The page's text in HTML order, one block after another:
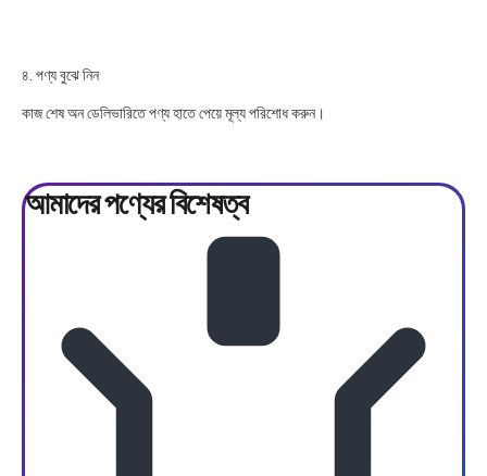
৪. পণ্য বুঝে নিন
কাজ শেষ অন ডেলিভারিতে পণ্য হাতে পেয়ে মূল্য পরিশোধ করুন।
আমাদের পণ্যেরবিশেষত্ব